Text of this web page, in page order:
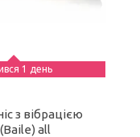
1 день
з вібрацією
all